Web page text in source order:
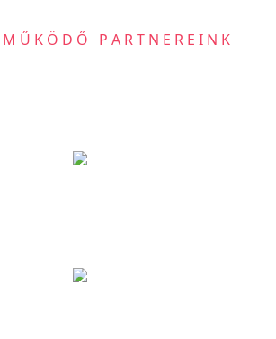
PARTNEREINK